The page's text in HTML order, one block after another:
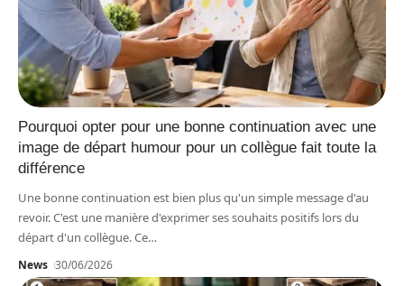
Pourquoi opter pour une bonne continuation avec une
image de départ humour pour un collègue fait toute la
différence
Une bonne continuation est bien plus qu'un simple message d'au
revoir. C'est une manière d'exprimer ses souhaits positifs lors du
départ d'un collègue. Ce…
News 30/06/2026